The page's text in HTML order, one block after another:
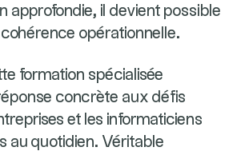
approfondie, il devient possible
cohérence opérationnelle.
formation spécialisée
concrète aux défis
et les informaticiens
au quotidien. Véritable